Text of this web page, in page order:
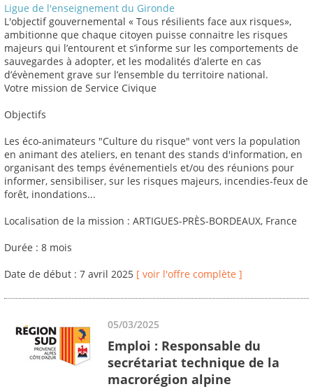
Ligue de l'enseignement du Gironde
L'objectif gouvernemental « Tous résilients face aux risques»,
ambitionne que chaque citoyen puisse connaitre les risques
majeurs qui l’entourent et s’informe sur les comportements de
sauvegardes à adopter, et les modalités d’alerte en cas
d’évènement grave sur l’ensemble du territoire national.
Votre mission de Service Civique
Objectifs
Les éco-animateurs "Culture du risque" vont vers la population
en animant des ateliers, en tenant des stands d'information, en
organisant des temps événementiels et/ou des réunions pour
informer, sensibiliser, sur les risques majeurs, incendies-feux de
forêt, inondations...
Localisation de la mission : ARTIGUES-PRÈS-BORDEAUX, France
Durée : 8 mois
Date de début : 7 avril 2025 [ voir l'offre complète ]
05/03/2025
Emploi : Responsable du
secrétariat technique de la
macrorégion alpine